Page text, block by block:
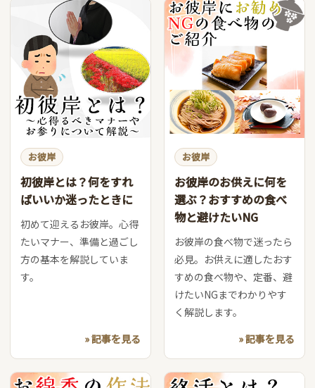
お彼岸
初彼岸とは？何をすれ
ばいいか迷ったときに
初めて迎えるお彼岸。心得
たいマナー、準備と過ごし
方の基本を解説していま
す。
» 記事を見る
お彼岸
お彼岸のお供えに何を
選ぶ？おすすめの食べ
物と避けたいNG
お彼岸の食べ物で迷ったら
必見。お供えに適したおす
すめの食べ物や、定番、避
けたいNGまでわかりやす
く解説します。
» 記事を見る